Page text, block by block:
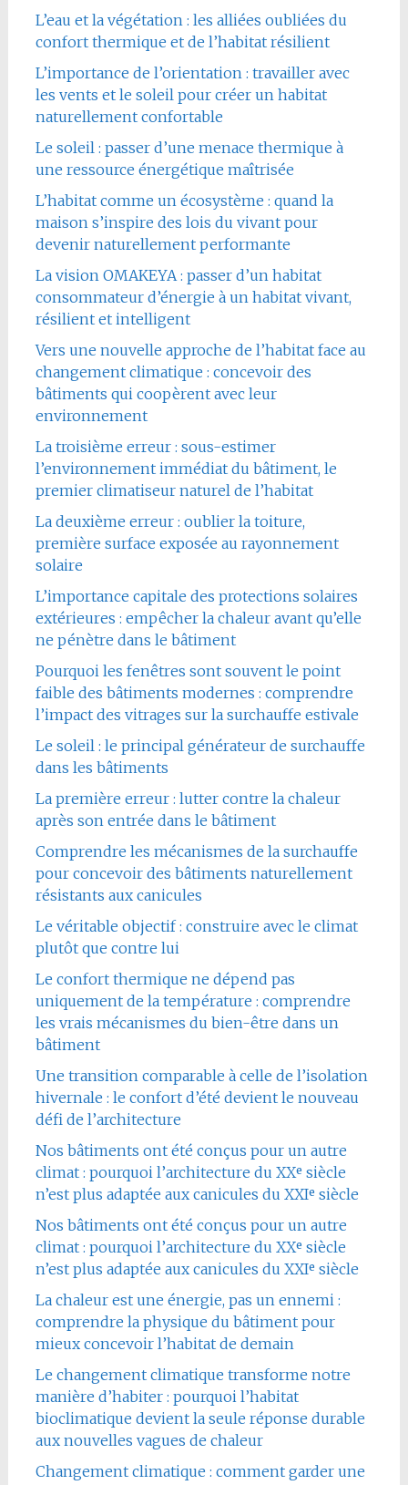
L’eau et la végétation : les alliées oubliées du
confort thermique et de l’habitat résilient
L’importance de l’orientation : travailler avec
les vents et le soleil pour créer un habitat
naturellement confortable
Le soleil : passer d’une menace thermique à
une ressource énergétique maîtrisée
L’habitat comme un écosystème : quand la
maison s’inspire des lois du vivant pour
devenir naturellement performante
La vision OMAKEYA : passer d’un habitat
consommateur d’énergie à un habitat vivant,
résilient et intelligent
Vers une nouvelle approche de l’habitat face au
changement climatique : concevoir des
bâtiments qui coopèrent avec leur
environnement
La troisième erreur : sous-estimer
l’environnement immédiat du bâtiment, le
premier climatiseur naturel de l’habitat
La deuxième erreur : oublier la toiture,
première surface exposée au rayonnement
solaire
L’importance capitale des protections solaires
extérieures : empêcher la chaleur avant qu’elle
ne pénètre dans le bâtiment
Pourquoi les fenêtres sont souvent le point
faible des bâtiments modernes : comprendre
l’impact des vitrages sur la surchauffe estivale
Le soleil : le principal générateur de surchauffe
dans les bâtiments
La première erreur : lutter contre la chaleur
après son entrée dans le bâtiment
Comprendre les mécanismes de la surchauffe
pour concevoir des bâtiments naturellement
résistants aux canicules
Le véritable objectif : construire avec le climat
plutôt que contre lui
Le confort thermique ne dépend pas
uniquement de la température : comprendre
les vrais mécanismes du bien-être dans un
bâtiment
Une transition comparable à celle de l’isolation
hivernale : le confort d’été devient le nouveau
défi de l’architecture
Nos bâtiments ont été conçus pour un autre
climat : pourquoi l’architecture du XXᵉ siècle
n’est plus adaptée aux canicules du XXIᵉ siècle
Nos bâtiments ont été conçus pour un autre
climat : pourquoi l’architecture du XXᵉ siècle
n’est plus adaptée aux canicules du XXIᵉ siècle
La chaleur est une énergie, pas un ennemi :
comprendre la physique du bâtiment pour
mieux concevoir l’habitat de demain
Le changement climatique transforme notre
manière d’habiter : pourquoi l’habitat
bioclimatique devient la seule réponse durable
aux nouvelles vagues de chaleur
Changement climatique : comment garder une